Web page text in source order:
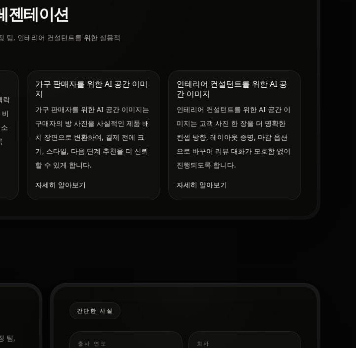
젠테이션
팀, 인테리어 컨설턴트를 위한 실용적
락
가구 판매자를 위한 AI 공간 이미
지
가구 판매자를 위한 AI 공간 이미지는
구매자의 방 사진을 사실적인 제품 배
치 장면으로 변환하여, 결제 전에 크
기, 스타일, 다음 단계 추천을 더 신뢰
할 수 있게 합니다.
자세히 알아보기
인테리어 컨설턴트를 위한 AI 공
간 이미지
인테리어 컨설턴트를 위한 AI 공간 이
미지는 고객 사진 한 장을 더 명확한
컨셉 방향, 레이아웃 증명, 마감 옵션
으로 바꾸어 리뷰 대화가 모호함 없이
진행되도록 합니다.
자세히 알아보기
팀,
간단한 사실
출시 연도 회사